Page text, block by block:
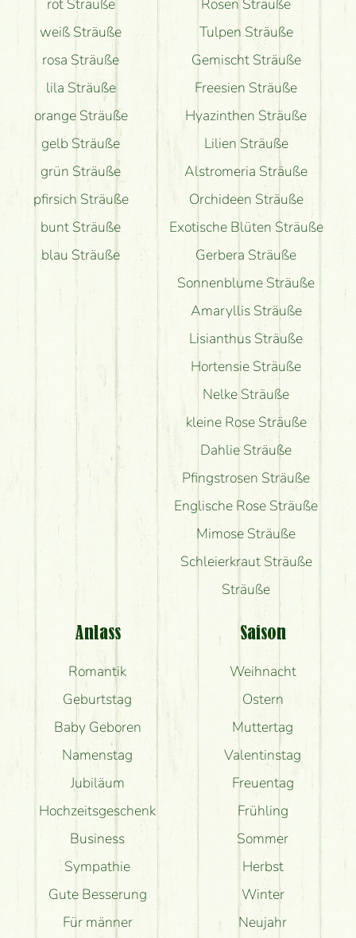
rot Sträuße
weiß Sträuße
rosa Sträuße
lila Sträuße
orange Sträuße
gelb Sträuße
grün Sträuße
pfirsich Sträuße
bunt Sträuße
blau Sträuße
Rosen Sträuße
Tulpen Sträuße
Gemischt Sträuße
Freesien Sträuße
Hyazinthen Sträuße
Lilien Sträuße
Alstromeria Sträuße
Orchideen Sträuße
Exotische Blüten Sträuße
Gerbera Sträuße
Sonnenblume Sträuße
Amaryllis Sträuße
Lisianthus Sträuße
Hortensie Sträuße
Nelke Sträuße
kleine Rose Sträuße
Dahlie Sträuße
Pfingstrosen Sträuße
Englische Rose Sträuße
Mimose Sträuße
Schleierkraut Sträuße
Sträuße
Anlass
Romantik
Geburtstag
Baby Geboren
Namenstag
Jubiläum
Hochzeitsgeschenk
Business
Sympathie
Gute Besserung
Für männer
Saison
Weihnacht
Ostern
Muttertag
Valentinstag
Freuentag
Frühling
Sommer
Herbst
Winter
Neujahr